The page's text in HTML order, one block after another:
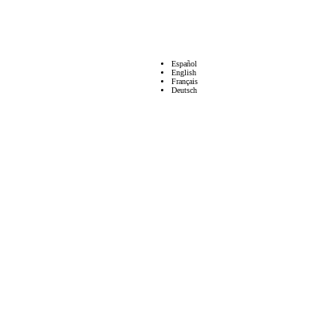
Español
English
Français
Deutsch